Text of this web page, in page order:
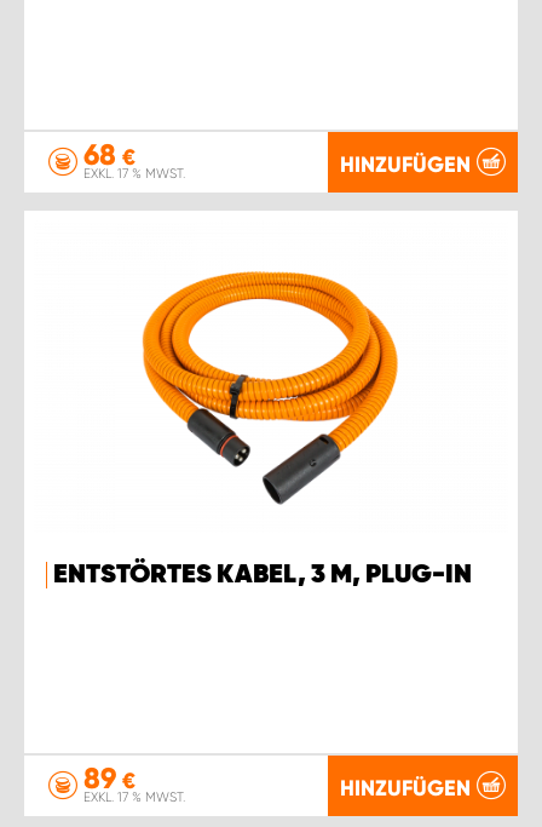
68 €
EXKL. 17 % MWST. HINZUFÜGEN
ENTSTÖRTES KABEL, 3 M, PLUG-IN
89 €
EXKL. 17 % MWST. HINZUFÜGEN